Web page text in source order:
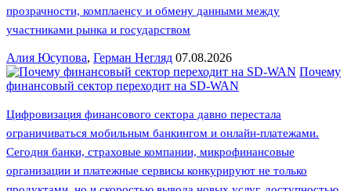
прозрачности, комплаенсу и обмену данными между
участниками рынка и государством
Алия Юсупова, Герман Негляд 07.08.2026
Почему
финансовый сектор переходит на SD-WAN
Цифровизация финансового сектора давно перестала
ограничиваться мобильным банкингом и онлайн-платежами.
Сегодня банки, страховые компании, микрофинансовые
организации и платежные сервисы конкурируют не только